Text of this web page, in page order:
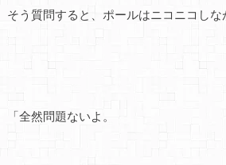
そう質問すると、ポールはニコニコしな
「全然問題ないよ。